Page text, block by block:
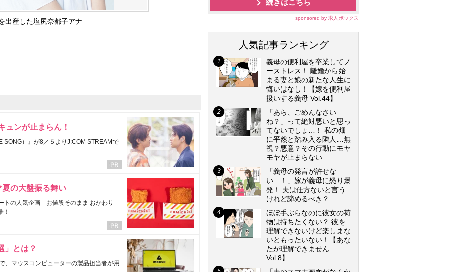
出産した塩尻奈都子アナ
ュンが止まらん！
SONG）』が8／５よりJ:COM STREAMで
の大盤振る舞い
の人気企画「お値段そのまま おかわり
！
」とは？
、マウスコンピューターの製品担当者が用
続きはこちら
sponsored by 求人ボックス
人気記事ランキング
義母の便利屋を卒業してノ
ーストレス！ 離婚から始
まる妻と娘の新たな人生に
悔いはなし！【嫁を便利屋
扱いする義母 Vol.44】
「あら、ごめんなさい
ね？」って絶対悪いと思っ
てないでしょ…！ 私の畑
に平然と踏み入る隣人…無
視？悪意？その行動にモヤ
モヤが止まらない
「義母の発言が許せな
い…！」嫁が義母に怒り爆
発！ 夫は仕方ないと言う
けれど諦めるべき？
ほぼ手ぶらなのに彼女の荷
物は持ちたくない？ 彼を
理解できないけど楽しまな
いともったいない！【あな
たが理解できません
Vol.8】